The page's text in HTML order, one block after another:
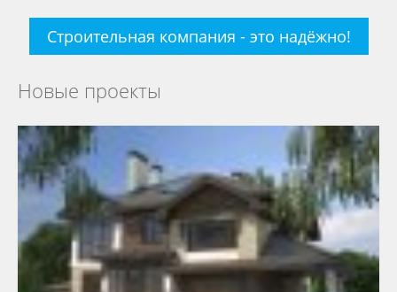
Строительная компания - это надёжно!
Новые проекты